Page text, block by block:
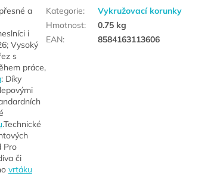
a
i
Vysoký
s
práce,
: Díky
.Technické
Pro
či
vrtáku
Kategorie:
Vykružovací korunky
Hmotnost:
0.75 kg
EAN: 8584163113606